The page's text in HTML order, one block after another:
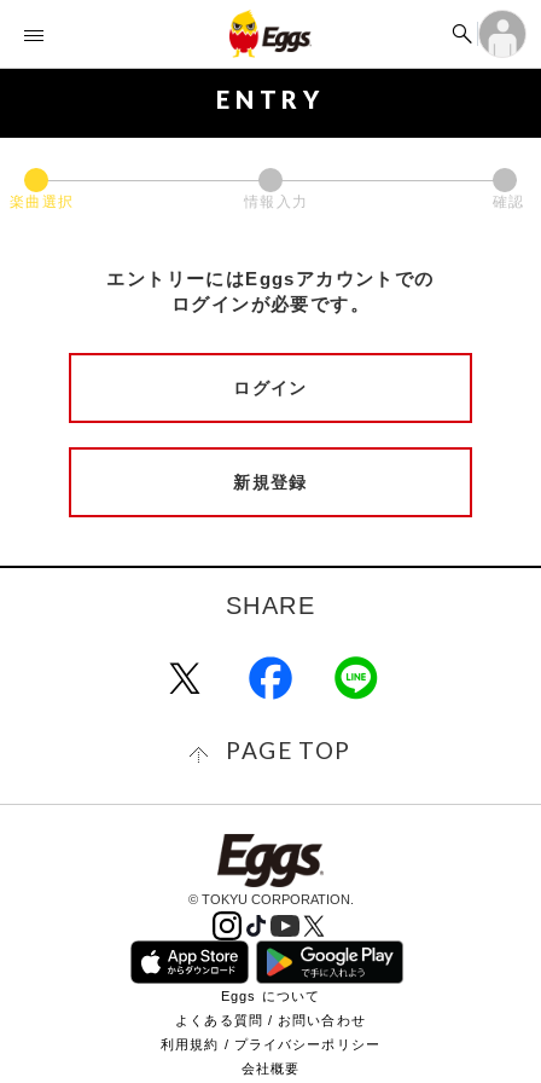


ランキング 
記事 


ログイン
アカウント登録
ENTRY
楽曲選択 情報入力 確認
エントリーにはEggsアカウントでの
ログインが必要です。
ログイン
新規登録
PAGE TOP
© TOKYU CORPORATION.
Eggs について
よくある質問 / お問い合わせ
利用規約 / プライバシーポリシー
会社概要